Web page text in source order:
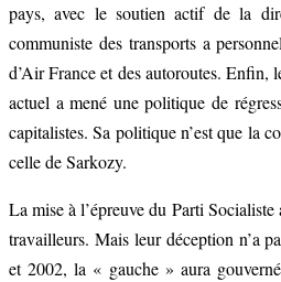
pays, avec le soutien actif de la
communiste des transports a
d’Air France et des autoroutes. Enfin,
actuel a mené une politique de
capitalistes. Sa politique n’est que la
celle de Sarkozy.
La mise à l’épreuve du Parti
travailleurs. Mais leur déception n’a
et 2002, la « gauche » aura